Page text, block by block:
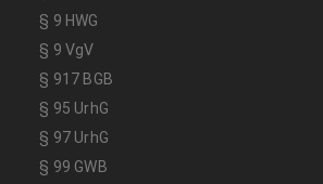
§ 9 HWG
§ 9 VgV
§ 917 BGB
§ 95 UrhG
§ 97 UrhG
§ 99 GWB